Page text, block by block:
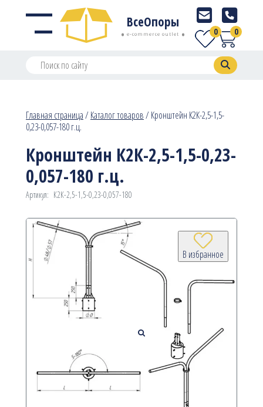
ВсеОпоры
e-commerce outlet 0
0
Главная страница/Каталог товаров/Кронштейн К2К-2,5-1,5-
0,23-0,057-180 г.ц.
Кронштейн К2К-2,5-1,5-0,23-
0,057-180 г.ц.
Артикул: К2К-2,5-1,5-0,23-0,057-180
В избранное